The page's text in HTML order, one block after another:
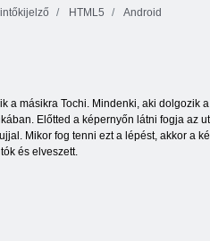
HTML5 Android
a másikra Tochi. Mindenki, aki dolgozik
Előtted a képernyőn látni fogja az
Mikor fog tenni ezt a lépést, akkor a
és elveszett.